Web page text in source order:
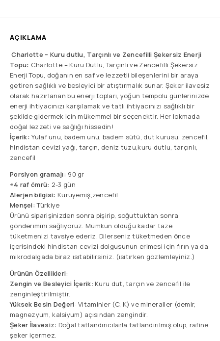
AÇIKLAMA
Charlotte – Kuru dutlu, Tarçınlı ve Zencefilli Şekersiz Enerji
Topu: Charlotte – Kuru Dutlu, Tarçınlı ve Zencefilli Şekersiz
Enerji Topu, doğanın en saf ve lezzetli bileşenlerini bir araya
getiren sağlıklı ve besleyici bir atıştırmalık sunar. Şeker ilavesiz
olarak hazırlanan bu enerji topları, yoğun tempolu günlerinizde
enerji ihtiyacınızı karşılamak ve tatlı ihtiyacınızı sağlıklı bir
şekilde gidermek için mükemmel bir seçenektir. Her lokmada
doğal lezzeti ve sağlığı hissedin!
İçerik:Yulaf unu, badem unu, badem sütü, dut kurusu, zencefil,
hindistan cevizi yağı, tarçın, deniz tuzu,kuru dutlu, tarçınlı,
zencefil
Porsiyon gramajı: 90 gr
+4 raf ömrü: 2-3 gün
Alerjen bilgisi: Kuruyemiş,zencefil
Menşei:Türkiye
Ürünü siparişinizden sonra pişirip, soğuttuktan sonra
gönderimini sağlıyoruz. Mümkün olduğu kadar taze
tüketmenizi tavsiye ederiz. Dilerseniz tüketmeden önce
içerisindeki hindistan cevizi dolgusunun erimesi için fırın ya da
mikrodalgada biraz ısıtabilirsiniz. (ısıtırken gözlemleyiniz.)
Ürünün Özellikleri:
Zengin ve Besleyici İçerik: Kuru dut, tarçın ve zencefil ile
zenginleştirilmiştir.
Yüksek Besin Değeri: Vitaminler (C, K) ve mineraller (demir,
magnezyum, kalsiyum) açısından zengindir.
Şeker İlavesiz: Doğal tatlandırıcılarla tatlandırılmış olup, rafine
şeker içermez.